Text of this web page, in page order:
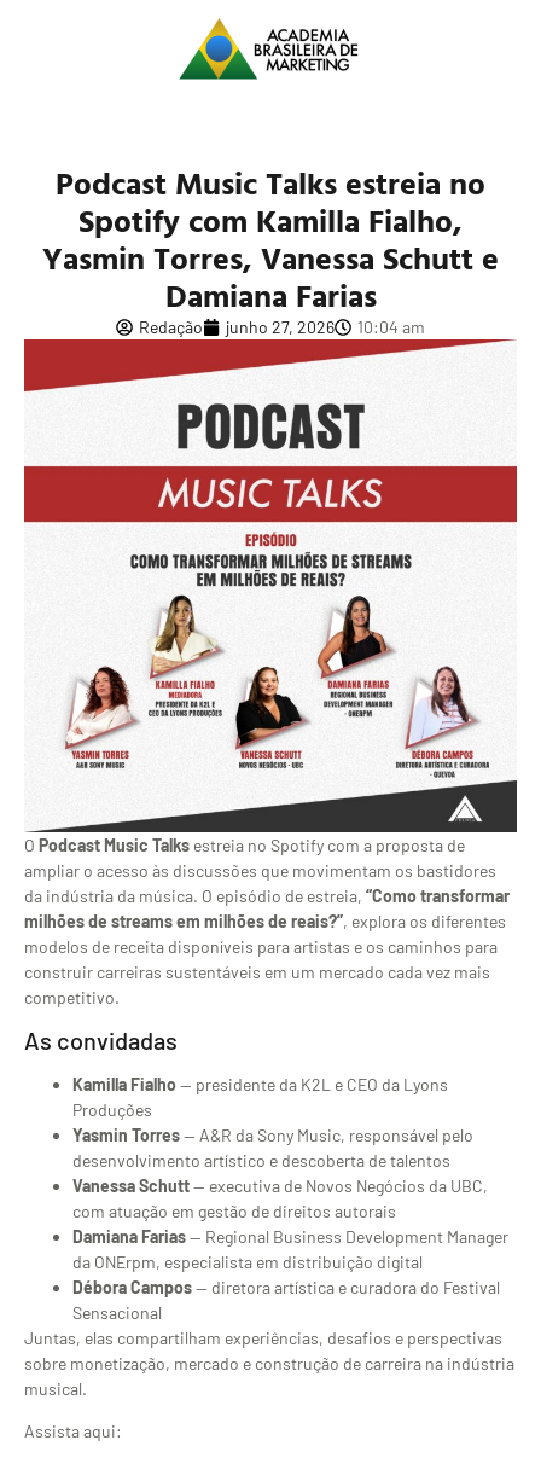
Podcast Music Talks estreia no
Spotify com Kamilla Fialho,
Yasmin Torres, Vanessa Schutt e
Damiana Farias
Redação junho 27, 2026 10:04 am
O Podcast Music Talks estreia no Spotify com a proposta de
ampliar o acesso às discussões que movimentam os bastidores
da indústria da música. O episódio de estreia, “Como transformar
milhões de streams em milhões de reais?”, explora os diferentes
modelos de receita disponíveis para artistas e os caminhos para
construir carreiras sustentáveis em um mercado cada vez mais
competitivo.
As convidadas
Kamilla Fialho— presidente da K2L e CEO da Lyons
Produções
Yasmin Torres— A&R da Sony Music, responsável pelo
desenvolvimento artístico e descoberta de talentos
Vanessa Schutt— executiva de Novos Negócios da UBC,
com atuação em gestão de direitos autorais
Damiana Farias— Regional Business Development Manager
da ONErpm, especialista em distribuição digital
Débora Campos— diretora artística e curadora do Festival
Sensacional
Juntas, elas compartilham experiências, desafios e perspectivas
sobre monetização, mercado e construção de carreira na indústria
musical.
Assista aqui: